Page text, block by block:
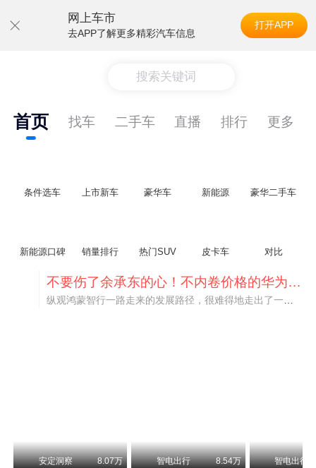
网上车市
去APP了解更多精彩汽车信息
打开APP
搜索关键词
首页 找车 二手车 直播 排行 更多
条件选车 上市新车 豪华车 新能源 豪华二手车
新能源口碑 销量排行 热门SUV 皮卡车 对比
不要伤了余承东的心！不内卷价格的华为，弥足珍贵！
安定洞察 8.07万 智电出行 8.54万 智电出行